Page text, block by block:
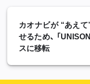
カオナビが “あえ
せるため、 「
スに移転